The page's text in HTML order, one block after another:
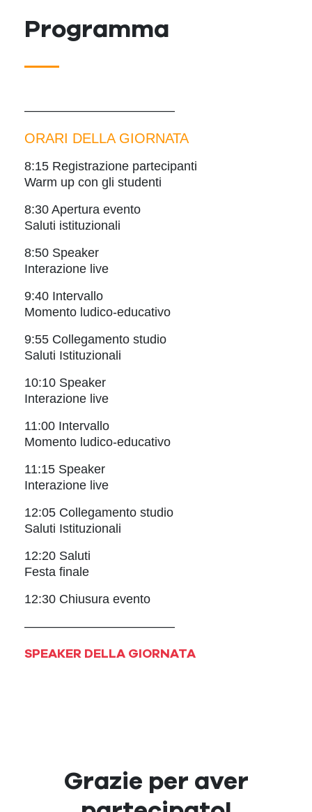
Programma
————————————
ORARI DELLA GIORNATA
8:15 Registrazione partecipanti
Warm up con gli studenti
8:30 Apertura evento
Saluti istituzionali
8:50 Speaker
Interazione live
9:40 Intervallo
Momento ludico-educativo
9:55 Collegamento studio
Saluti Istituzionali
10:10 Speaker
Interazione live
11:00 Intervallo
Momento ludico-educativo
11:15 Speaker
Interazione live
12:05 Collegamento studio
Saluti Istituzionali
12:20 Saluti
Festa finale
12:30 Chiusura evento
————————————
SPEAKER DELLA GIORNATA
Grazie per aver